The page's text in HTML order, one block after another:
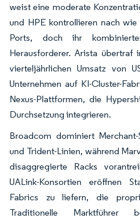
weist eine moderate
und HPE kontrollieren nach
Ports, doch ihr
Herausforderer. Arista übertraf
vierteljährlichen Umsatz von
Unternehmen auf KI-Cluster-
Nexus-Plattformen, die
Durchsetzung integrieren.
Broadcom dominiert
und Trident-Linien, während
disaggregierte Racks
UALink-Konsortien eröffnen
Fabrics zu liefern, die
Traditionelle Marktführer